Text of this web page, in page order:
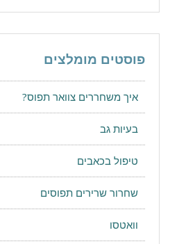
פוסטים מומלצים
איך משחררים צוואר תפוס?
בעיות גב
טיפול בכאבים
שחרור שרירים תפוסים
וואטסו